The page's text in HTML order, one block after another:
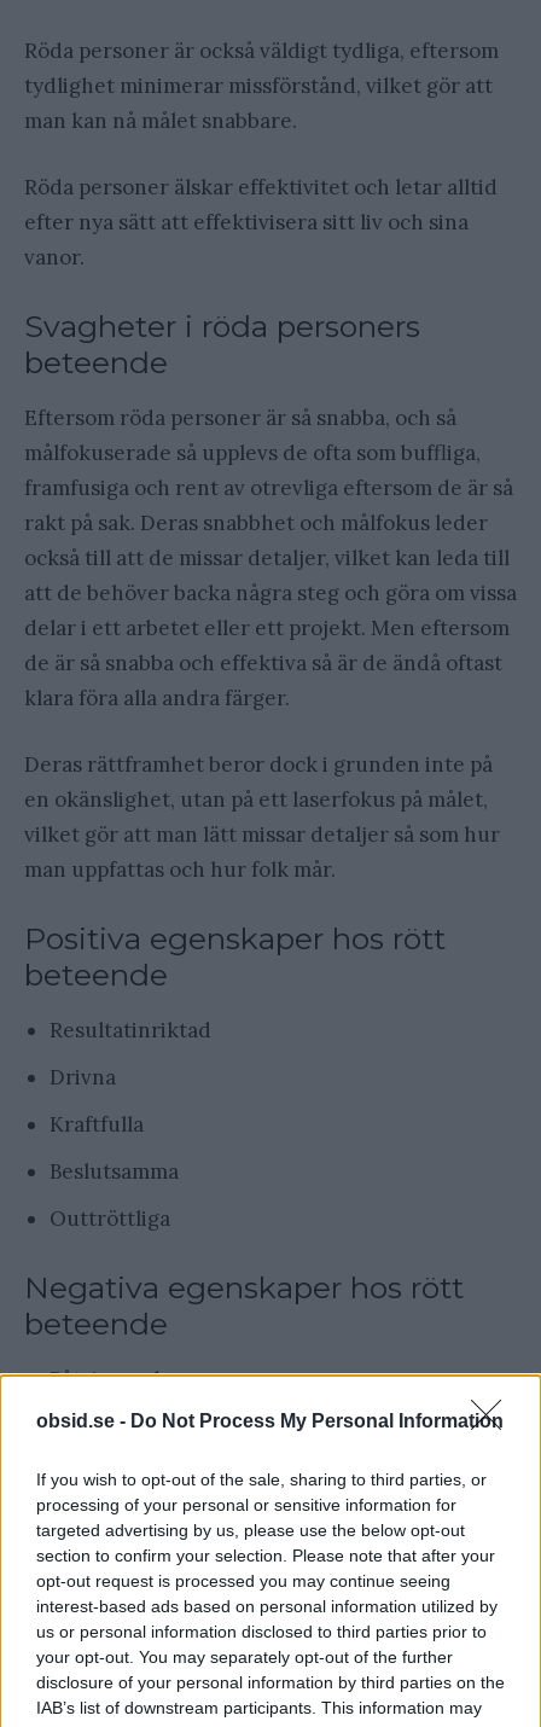
obsid.se - Do Not Process My Personal Information
If you wish to opt-out of the sale, sharing to third parties, or
processing of your personal or sensitive information for
targeted advertising by us, please use the below opt-out
section to confirm your selection. Please note that after your
opt-out request is processed you may continue seeing
interest-based ads based on personal information utilized by
us or personal information disclosed to third parties prior to
your opt-out. You may separately opt-out of the further
disclosure of your personal information by third parties on the
IAB’s list of downstream participants. This information may
Röda personer är också väldigt tydliga, eftersom
tydlighet minimerar missförstånd, vilket gör att
man kan nå målet snabbare.
Röda personer älskar effektivitet och letar alltid
efter nya sätt att effektivisera sitt liv och sina
vanor.
Svagheter i röda personers
beteende
Eftersom röda personer är så snabba, och så
målfokuserade så upplevs de ofta som buffliga,
framfusiga och rent av otrevliga eftersom de är så
rakt på sak. Deras snabbhet och målfokus leder
också till att de missar detaljer, vilket kan leda till
att de behöver backa några steg och göra om vissa
delar i ett arbetet eller ett projekt. Men eftersom
de är så snabba och effektiva så är de ändå oftast
klara föra alla andra färger.
Deras rättframhet beror dock i grunden inte på
en okänslighet, utan på ett laserfokus på målet,
vilket gör att man lätt missar detaljer så som hur
man uppfattas och hur folk mår.
Positiva egenskaper hos rött
beteende
Resultatinriktad
Drivna
Kraftfulla
Beslutsamma
Outtröttliga
Negativa egenskaper hos rött
beteende
Påtvingande
Krävande
Kontrollerande
Buffliga
DISC-Analys – Gul
personlighetstyp